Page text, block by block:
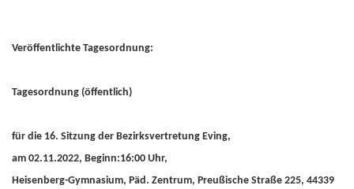
Veröffentlichte Tagesordnung:
Tagesordnung (öffentlich)
für die 16. Sitzung der Bezirksvertretung Eving,
am 02.11.2022, Beginn:16:00 Uhr,
Heisenberg-Gymnasium, Päd. Zentrum, Preußische Straße 225, 44339